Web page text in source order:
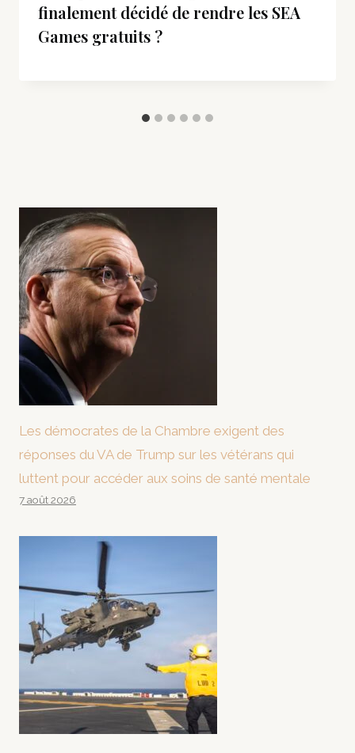
finalement décidé de rendre les SEA
Games gratuits ?
Les démocrates de la Chambre exigent des
réponses du VA de Trump sur les vétérans qui
luttent pour accéder aux soins de santé mentale
7 août 2026